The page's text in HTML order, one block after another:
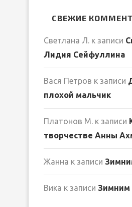
СВЕЖИЕ
Светлана Л. к записи
Лидия Сейфуллина
Вася Петров к записи
плохой мальчик
Платонов М. к записи
творчестве Анны
Жанна к записи
Вика к записи Зимним